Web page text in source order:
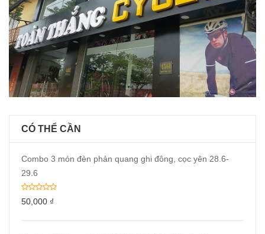
CÓ THỂ CẦN
Combo 3 món đèn phản quang ghi đông, cọc yên 28.6-
29.6
50,000 ₫